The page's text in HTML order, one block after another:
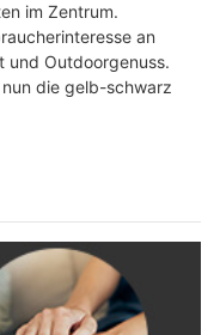
im Zentrum.
an
und Outdoorgenuss.
die gelb-schwarz